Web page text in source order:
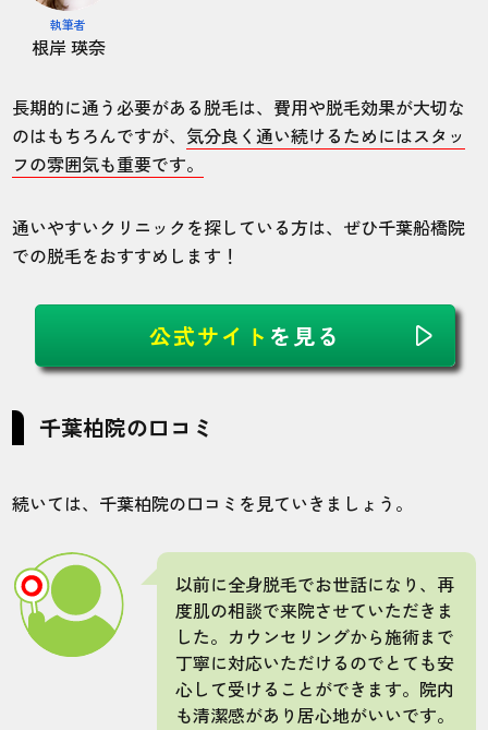
執筆者
根岸 瑛奈
長期的に通う必要がある脱毛は、費用や脱毛効果が大切な
のはもちろんですが、 気分良く通い続けるためにはスタッ
フの雰囲気も重要です。
通いやすいクリニックを探している方は、ぜひ千葉船橋院
での脱毛をおすすめします！
公式サイト を見る
千葉柏院の口コミ
続いては、千葉柏院の口コミを見ていきましょう。
以前に全身脱毛でお世話になり、再
度肌の相談で来院させていただきま
した。カウンセリングから施術まで
丁寧に対応いただけるのでとても安
心して受けることができます。院内
も清潔感があり居心地がいいです。